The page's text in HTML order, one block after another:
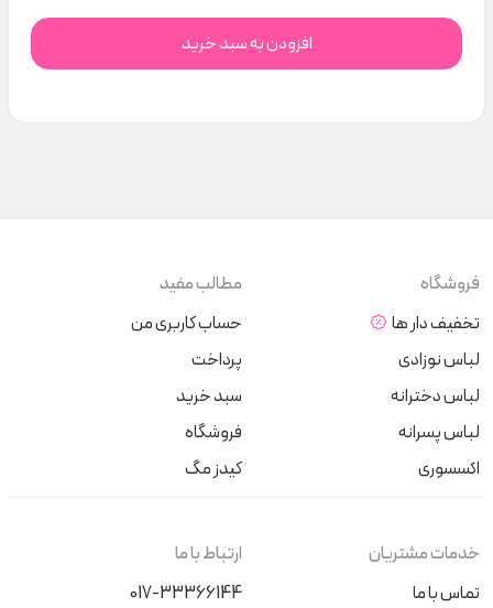
افزودن به سبد خرید
فروشگاه
تخفیف دار ها
لباس نوزادی
لباس دخترانه
لباس پسرانه
اکسسوری
مطالب مفید
حساب کاربری من
پرداخت
سبد خرید
فروشگاه
کیدز مگ
خدمات مشتریان
تماس با ما
ارتباط با ما
017-33366144